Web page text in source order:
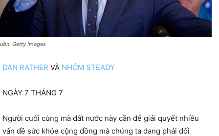
Getty Images
DAN RATHER VÀ NHÓM STEADY
NGÀY 7 THÁNG 7
Người cuối cùng mà đất nước này cần để giải quyết nhiều
vấn đề sức khỏe cộng đồng mà chúng ta đang phải đối